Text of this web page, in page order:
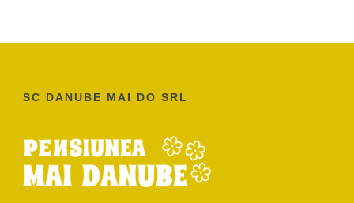
SC DANUBE MAI DO SRL